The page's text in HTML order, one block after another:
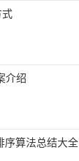
介绍
序算法总结大全